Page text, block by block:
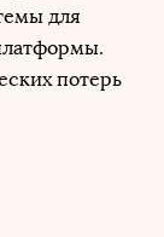
для
потерь